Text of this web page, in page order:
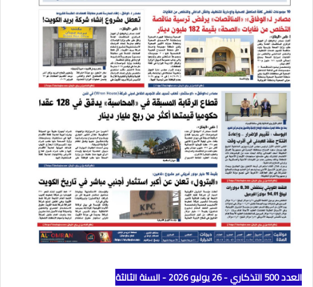
العدد 500 التذكاري - 26 يوليو 2026 - السنة الثالثة